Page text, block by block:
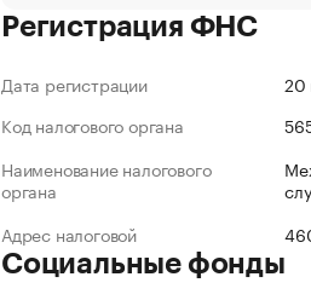
Регистрация ФНС
Дата регистрации
20
Код налогового органа
Наименование налогового
органа
Адрес налоговой
Социальные фонды